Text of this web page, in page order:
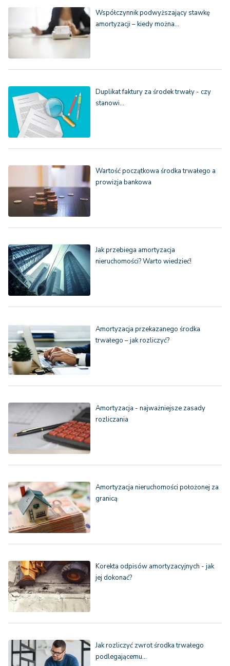
Współczynnik podwyższający stawkę
amortyzacji – kiedy można…
Duplikat faktury za środek trwały - czy
stanowi…
Wartość początkowa środka trwałego a
prowizja bankowa
Jak przebiega amortyzacja
nieruchomości? Warto wiedzieć!
Amortyzacja przekazanego środka
trwałego – jak rozliczyć?
Amortyzacja - najważniejsze zasady
rozliczania
Amortyzacja nieruchomości położonej za
granicą
Korekta odpisów amortyzacyjnych - jak
jej dokonać?
Jak rozliczyć zwrot środka trwałego
podlegającemu…